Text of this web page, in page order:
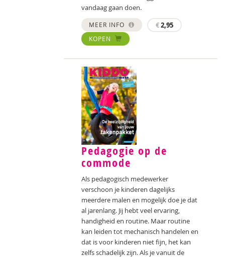
vandaag gaan doen.
MEER INFO €2,95
KOPEN
Pedagogie op de
commode
Als pedagogisch medewerker
verschoon je kinderen dagelijks
meerdere malen en mogelijk doe je dat
al jarenlang. Jij hebt veel ervaring,
handigheid en routine. Maar routine
kan leiden tot mechanisch handelen en
dat is voor kinderen niet fijn, het kan
zelfs schadelijk zijn. Als je vanuit de